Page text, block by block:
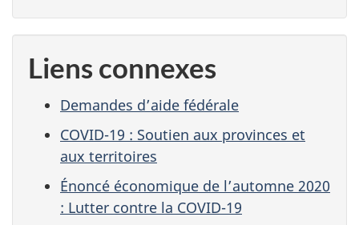
Liens connexes
Demandes d’aide fédérale
COVID-19 : Soutien aux provinces et
aux territoires
Énoncé économique de l’automne 2020
: Lutter contre la COVID-19